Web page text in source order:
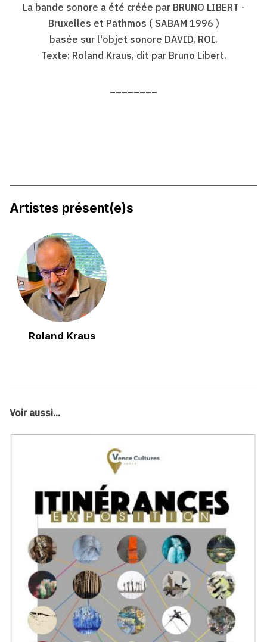
La bande sonore a été créée par BRUNO LIBERT -
Bruxelles et Pathmos ( SABAM 1996 )
basée sur l'objet sonore DAVID, ROI.
Texte: Roland Kraus, dit par Bruno Libert.
Artistes présent(e)s
Roland Kraus
Voir aussi...